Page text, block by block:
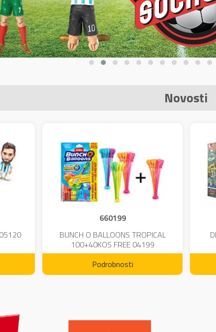
Novosti
660199
BUNCH O BALLOONS TROPICAL
100+40KOS FREE 04199
Podrobnosti